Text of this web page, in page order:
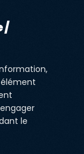
/
le